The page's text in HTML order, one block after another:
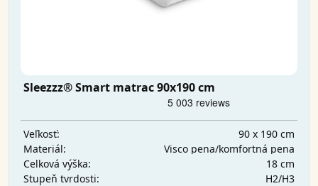
Sleezzz® Smart matrac 90x190 cm
Veľkosť:
90 x 190 cm
Materiál:
Visco pena/komfortná pena
Celková výška:
18 cm
Stupeň tvrdosti:
H2/H3